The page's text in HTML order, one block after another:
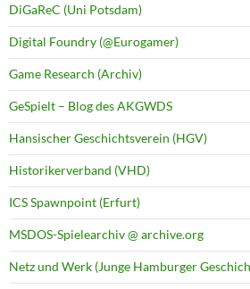
DiGaReC (Uni Potsdam)
Digital Foundry (@Eurogamer)
Game Research (Archiv)
GeSpielt – Blog des AKGWDS
Hansischer Geschichtsverein (HGV)
Historikerverband (VHD)
ICS Spawnpoint (Erfurt)
MSDOS-Spielearchiv @ archive.org
Netz und Werk (Junge Hamburger